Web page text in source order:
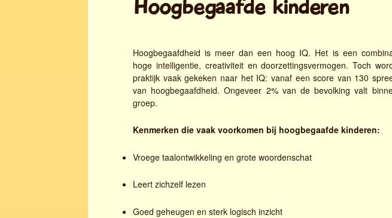
Hoogbegaafde kinderen
Hoogbegaafdheid is meer dan een hoog IQ. Het is een
hoge intelligentie, creativiteit en doorzettingsvermogen. Toch
praktijk vaak gekeken naar het IQ: vanaf een score van 130
van hoogbegaafdheid. Ongeveer 2% van de bevolking valt
groep.
Kenmerken die vaak voorkomen bij hoogbegaafde kinderen:
Vroege taalontwikkeling en grote woordenschat
Leert zichzelf lezen
Goed geheugen en sterk logisch inzicht